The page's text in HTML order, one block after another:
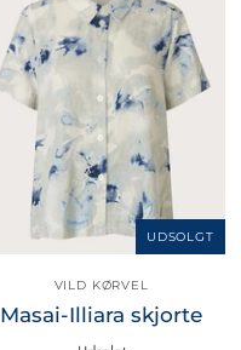
UDSOLGT
VILD KØRVEL
Masai-Illiara skjorte